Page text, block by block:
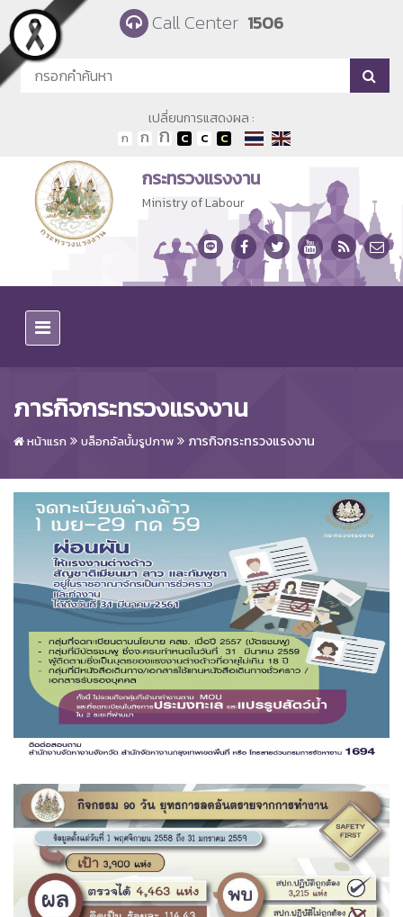
Skip to main content Call Center 1506
เปลี่ยนการแสดงผล :
กระทรวงแรงงาน
Ministry of Labour
ภารกิจกระทรวงแรงงาน
หน้าแรก บล็อกอัลบั้มรูปภาพ ภารกิจกระทรวงแรงงาน